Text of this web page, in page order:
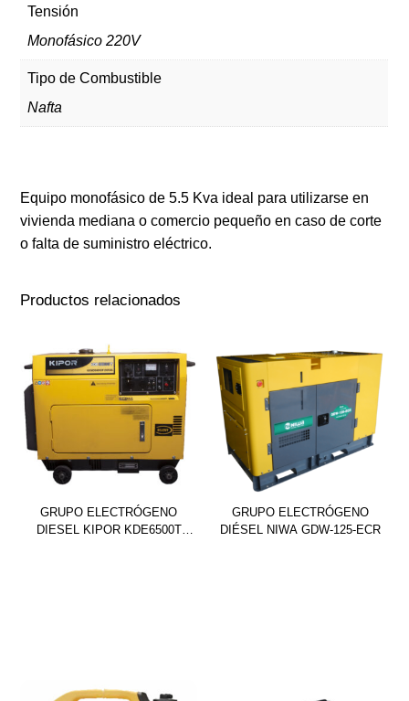
Tensión
Monofásico 220V
Tipo de Combustible
Nafta
Equipo monofásico de 5.5 Kva ideal para utilizarse en
vivienda mediana o comercio pequeño en caso de corte
o falta de suministro eléctrico.
Productos relacionados
GRUPO ELECTRÓGENO
DIESEL KIPOR KDE6500T
GRUPO ELECTRÓGENO
DIÉSEL NIWA GDW-125-ECR